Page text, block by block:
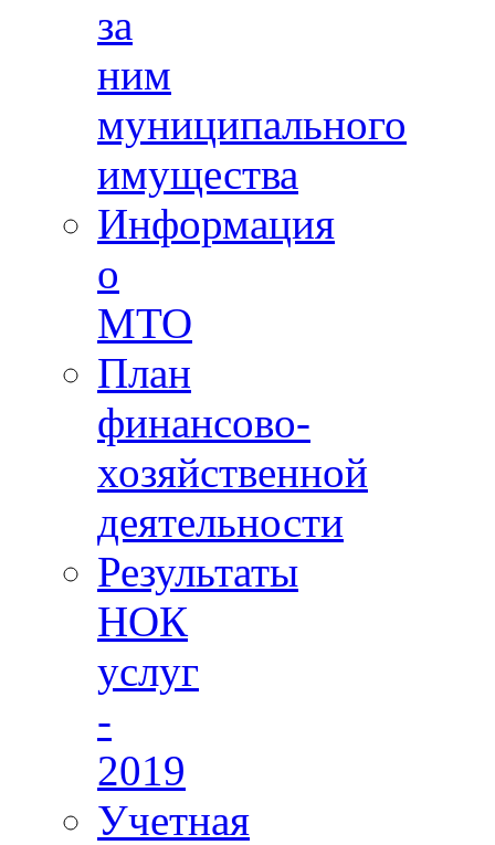
за
ним
муниципального
имущества
Информация
о
МТО
План
финансово-
хозяйственной
деятельности
Результаты
НОК
услуг
-
2019
Учетная